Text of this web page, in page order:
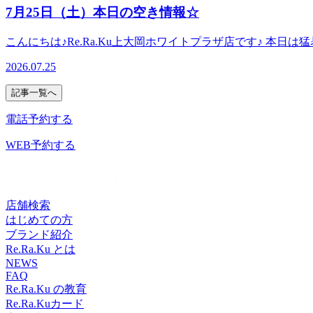
ー 当店では肩甲骨にポイントをおいてお疲れの箇所中心に
さい☆ご予約・お問い合わせはお電話でも承っております
健康で疲れづらいお身体づくりをサポートいたします!スタ
トレッチで、いつまでも健康で疲れづらいお身体づくりを
アをお試しくださいませ!ーーーーーーー‼ここでお得情報
ーーーーーーーーーーーーーーーーーーーーーーー ーー
上のチャージで !!!!!!20%増額中!!!!! この機会にぜひリラク
ーーーーーーーーーーーーーーーー 当店では肩甲骨にポイ
だきますのでぜひお立ち寄りください☆ご予約・お問い合わ
肩甲骨ストレッチで、いつまでも健康で疲れづらいお身体
ボディケアをお試しくださいませ!LINEの友達登録はこちら
7月25日（土）本日の空き情報☆
こんにちは♪Re.Ra.Ku上大岡ホワイトプラザ店です♪ 本日
暑い夏を乗り切りましょう♪ ーーーーーーーーーーーーーー
れの箇所中心に全身をほぐしてまいります。みなさまが健
っておりますので、お気軽にどうぞ♪ご来店、心よりお待ち
たします!スタッフ一同、手を温めてお待ちしております!ぜ
ます♪(上限有) ※かなトクアプリの登録などは不要です ぜ
でも承っておりますので、お気軽にどうぞ♪ご来店、心より
ートいたします!スタッフ一同、手を温めてお待ちしており
スタはこちら！当店のクチコミはこちらから！
2026.07.25
記事一覧へ
電話予約する
WEB予約する
店舗検索
はじめての方
ブランド紹介
Re.Ra.Ku とは
NEWS
FAQ
Re.Ra.Ku の教育
Re.Ra.Kuカード